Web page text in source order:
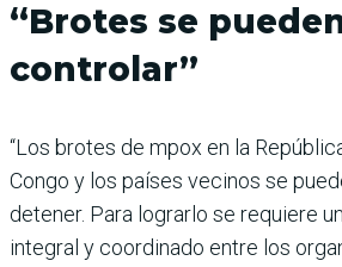
“Brotes se
controlar”
“Los brotes de mpox en la
Congo y los países vecinos se
detener. Para lograrlo se requiere
integral y coordinado entre los